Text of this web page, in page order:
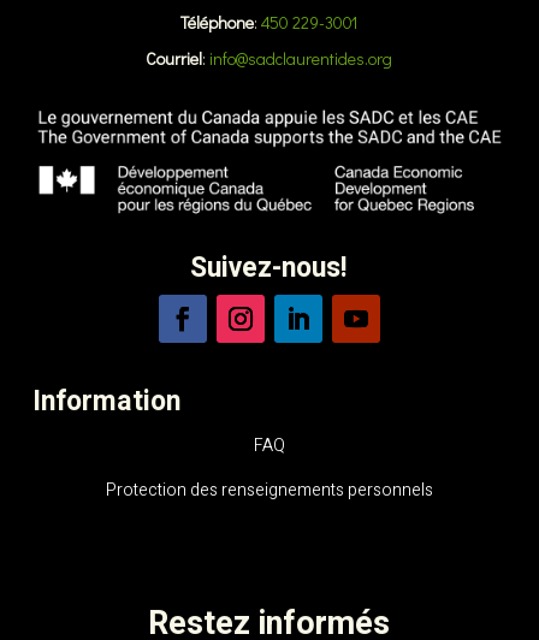
Téléphone:450 229-3001
Courriel: info@sadclaurentides.org
Suivez-nous!
Information
FAQ
Protection des renseignements personnels
Restez informés